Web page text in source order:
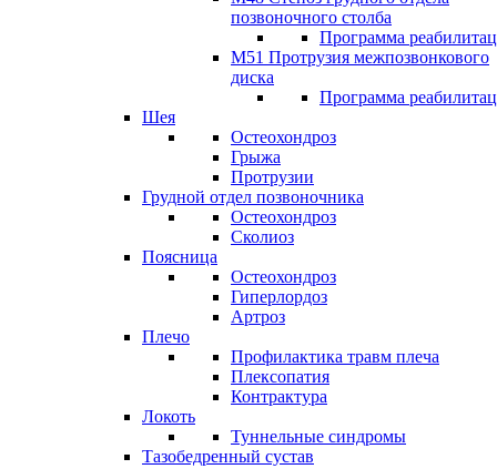
позвоночного столба
Программа
М51 Протрузия межпозвонкового
диска
Программа
Шея
Остеохондроз
Грыжа
Протрузии
Грудной отдел позвоночника
Остеохондроз
Сколиоз
Поясница
Остеохондроз
Гиперлордоз
Артроз
Плечо
Профилактика травм плеча
Плексопатия
Контрактура
Локоть
Туннельные синдромы
Тазобедренный сустав